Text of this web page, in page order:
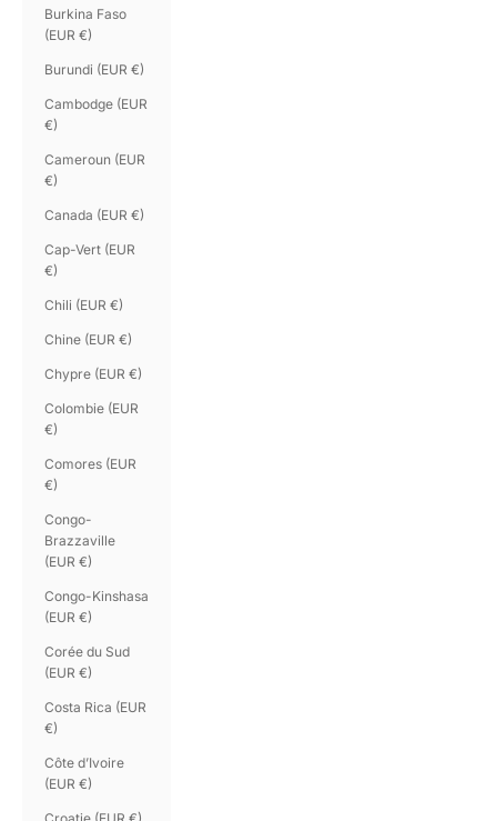
Burkina Faso
(EUR €)
Burundi (EUR €)
Cambodge (EUR
€)
Cameroun (EUR
€)
Canada (EUR €)
Cap-Vert (EUR
€)
Chili (EUR €)
Chine (EUR €)
Chypre (EUR €)
Colombie (EUR
€)
Comores (EUR
€)
Congo-
Brazzaville
(EUR €)
Congo-Kinshasa
(EUR €)
Corée du Sud
(EUR €)
Costa Rica (EUR
€)
Côte d’Ivoire
(EUR €)